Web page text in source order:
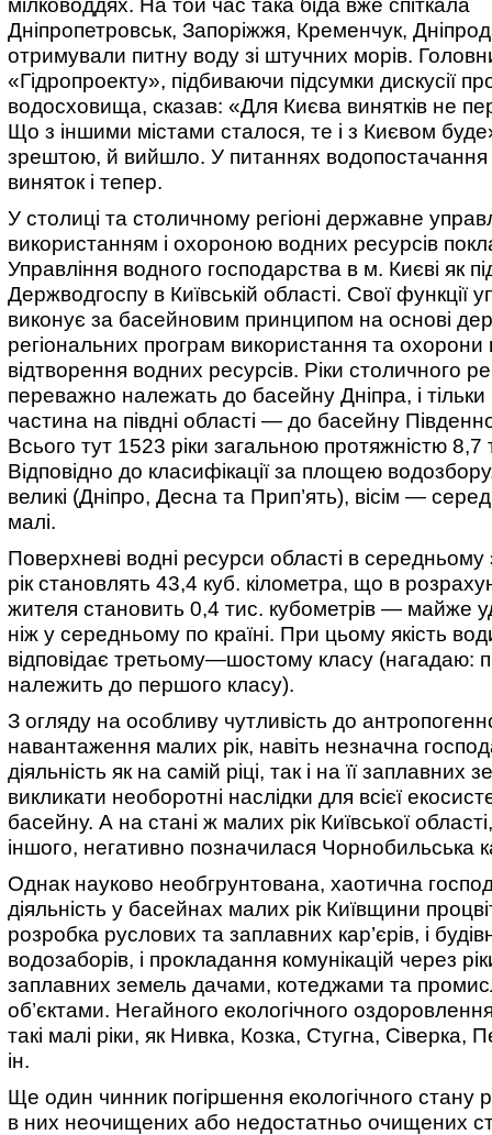
мілководдях. На той час така біда вже спіткала
Дніпропетровськ, Запоріжжя, Кременчук,
отримували питну воду зі штучних морів.
«Гідропроекту», підбиваючи підсумки дискусії
водосховища, сказав: «Для Києва винятків не
Що з іншими містами сталося, те і з Києвом
зрештою, й вийшло. У питаннях водопостачання
виняток і тепер.
У столиці та столичному регіоні державне
використанням і охороною водних ресурсів
Управління водного господарства в м. Києві як
Держводгоспу в Київській області. Свої функції
виконує за басейновим принципом на основі
регіональних програм використання та охорони
відтворення водних ресурсів. Ріки столичного
переважно належать до басейну Дніпра, і тільки
частина на півдні області — до басейну
Всього тут 1523 ріки загальною протяжністю 8,7
Відповідно до класифікації за площею
великі (Дніпро, Десна та Прип’ять), вісім —
малі.
Поверхневі водні ресурси області в середньому
рік становлять 43,4 куб. кілометра, що в
жителя становить 0,4 тис. кубометрів — майже
ніж у середньому по країні. При цьому якість
відповідає третьому—шостому класу (нагадаю:
належить до першого класу).
З огляду на особливу чутливість до
навантаження малих рік, навіть незначна
діяльність як на самій ріці, так і на її заплавних
викликати необоротні наслідки для всієї
басейну. А на стані ж малих рік Київської
іншого, негативно позначилася Чорнобильська
Однак науково необгрунтована, хаотична
діяльність у басейнах малих рік Київщини
розробка руслових та заплавних кар’єрів, і
водозаборів, і прокладання комунікацій через
заплавних земель дачами, котеджами та
об’єктами. Негайного екологічного
такі малі ріки, як Нивка, Козка, Стугна, Сіверка,
ін.
Ще один чинник погіршення екологічного стану
в них неочищених або недостатньо очищених